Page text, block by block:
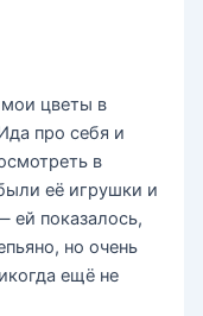
цветы в
про себя и
в
её игрушки и
ей показалось,
но очень
ещё не